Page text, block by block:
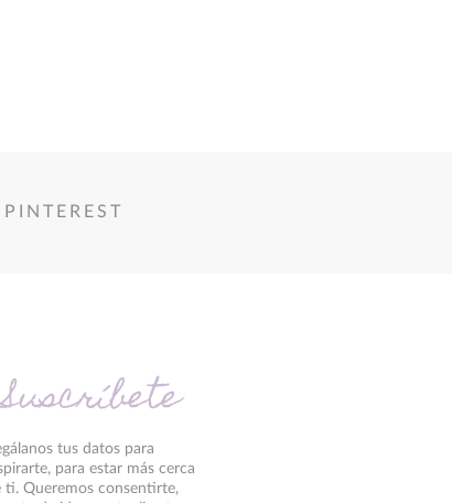
PINTEREST
Suscríbete
tus datos para
para estar más cerca
ti. Queremos consentirte,